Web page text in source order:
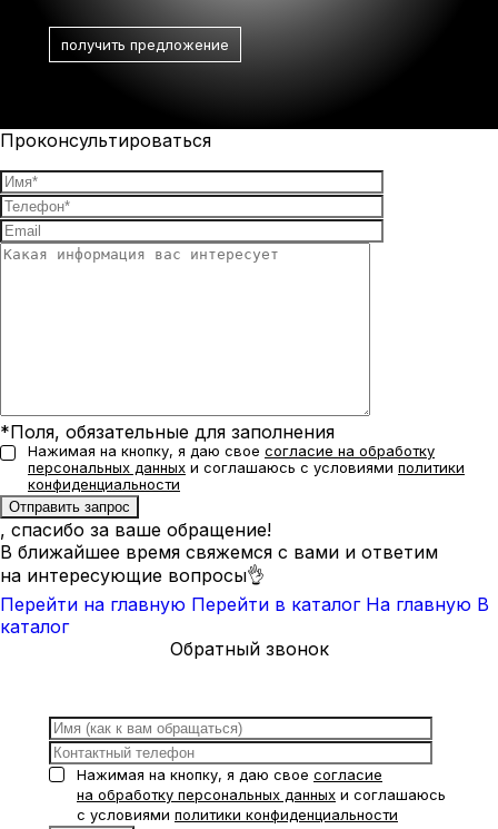
Проконсультироваться
*Поля, обязательные для заполнения
Нажимая на кнопку, я даю свое согласие на обработку
персональных данных и соглашаюсь с условиями политики
конфиденциальности
, спасибо за ваше обращение!
В ближайшее время свяжемся с вами и ответим
на интересующие вопросы👌
Перейти на главную Перейти в каталог На главную В
каталог
Обратный звонок
Нажимая на кнопку, я даю свое согласие
на обработку персональных данных и соглашаюсь
с условиями политики конфиденциальности